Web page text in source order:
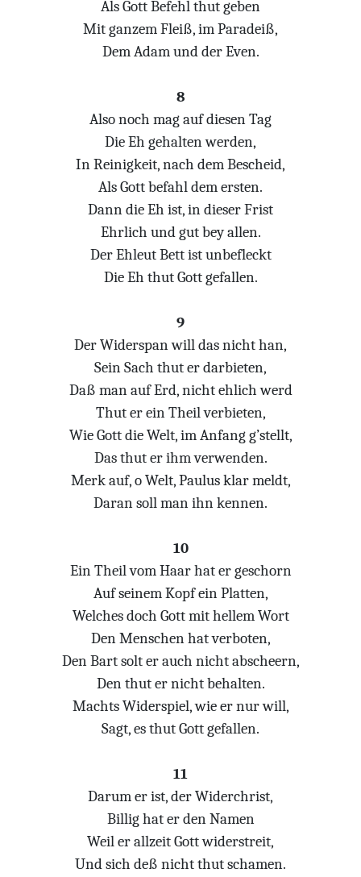
Als Gott Befehl thut geben
Mit ganzem Fleiß, im Paradeiß,
Dem Adam und der Even.
8
Also noch mag auf diesen Tag
Die Eh gehalten werden,
In Reinigkeit, nach dem Bescheid,
Als Gott befahl dem ersten.
Dann die Eh ist, in dieser Frist
Ehrlich und gut bey allen.
Der Ehleut Bett ist unbefleckt
Die Eh thut Gott gefallen.
9
Der Widerspan will das nicht han,
Sein Sach thut er darbieten,
Daß man auf Erd, nicht ehlich werd
Thut er ein Theil verbieten,
Wie Gott die Welt, im Anfang g’stellt,
Das thut er ihm verwenden.
Merk auf, o Welt, Paulus klar meldt,
Daran soll man ihn kennen.
10
Ein Theil vom Haar hat er geschorn
Auf seinem Kopf ein Platten,
Welches doch Gott mit hellem Wort
Den Menschen hat verboten,
Den Bart solt er auch nicht abscheern,
Den thut er nicht behalten.
Machts Widerspiel, wie er nur will,
Sagt, es thut Gott gefallen.
11
Darum er ist, der Widerchrist,
Billig hat er den Namen
Weil er allzeit Gott widerstreit,
Und sich deß nicht thut schamen.